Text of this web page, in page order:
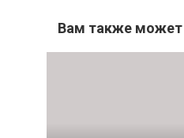
Вам также может